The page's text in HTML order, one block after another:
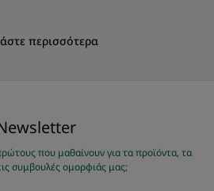
περισσότερα
που μαθαίνουν για τα προϊόντα, τα
συμβουλές ομορφιάς μας;